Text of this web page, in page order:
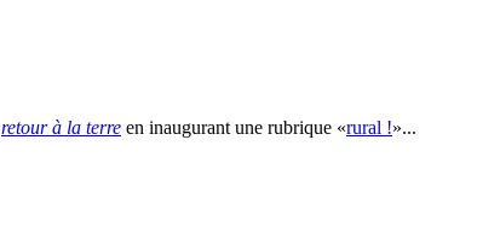
retour à la terre en inaugurant une rubrique rural ! ...